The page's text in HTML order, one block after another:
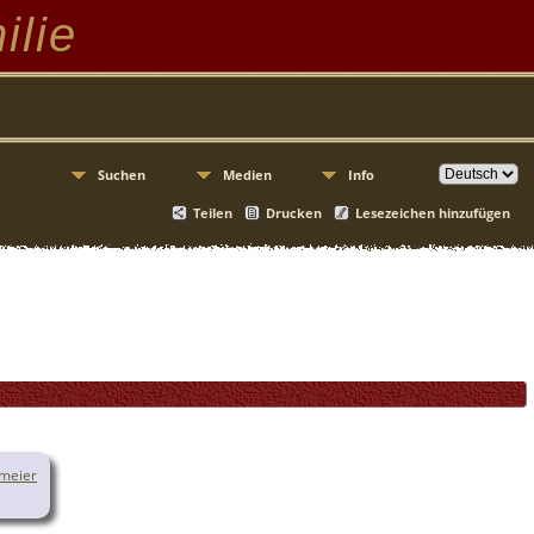
Suchen Medien Info
Teilen Drucken Lesezeichen hinzufügen